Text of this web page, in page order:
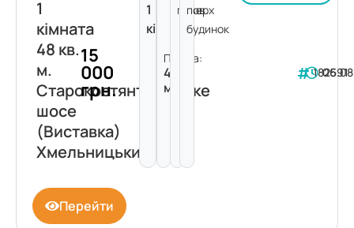
1
кімната
48 кв.
м.
Старокостянтинівське
шосе
(Виставка)
Хмельницький
15
000
грн.
1
кімната
Площа:
48
м²
поверх
пов.
будинок
182591
Перейти